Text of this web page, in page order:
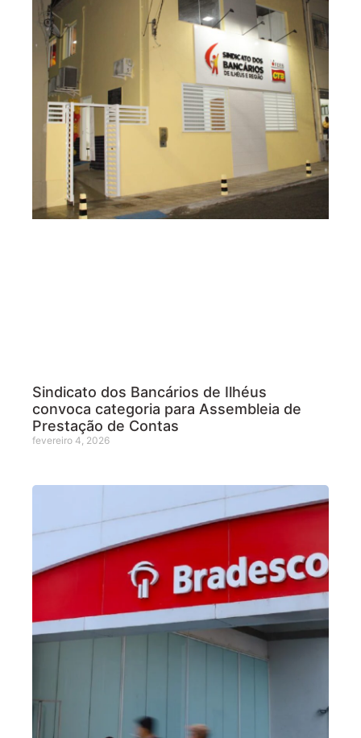
Sindicato dos Bancários de Ilhéus
convoca categoria para Assembleia de
Prestação de Contas
fevereiro 4, 2026